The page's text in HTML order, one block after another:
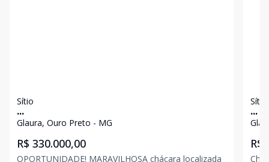
Sítio
...
Glaura, Ouro Preto - MG
R$ 330.000,00
OPORTUNIDADE! MARAVILHOSA chácara localizada
Sítio
...
R$